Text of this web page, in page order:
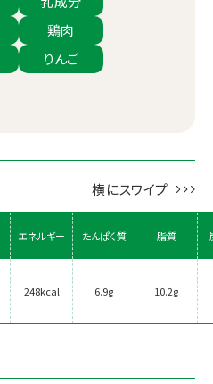
鶏肉
りんご
エネルギー たんぱく質 脂質
248kcal 6.9g 10.2g